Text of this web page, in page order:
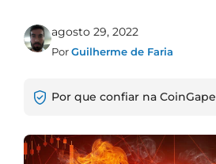
agosto 29, 2022
PorGuilherme de Faria
Por que confiar na CoinGape